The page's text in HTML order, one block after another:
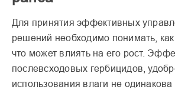
Для принятия эффективных
решений необходимо понимать, как
что может влиять на его рост.
послевсходовых гербицидов,
использования влаги не